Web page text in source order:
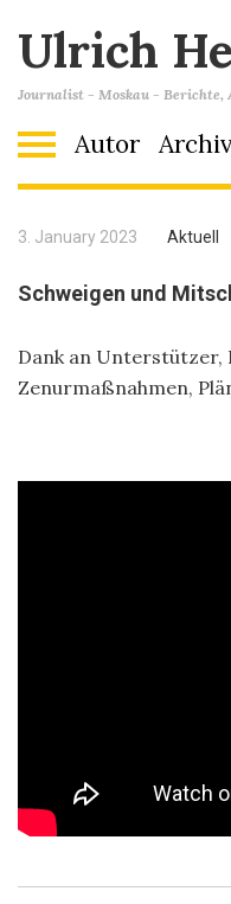
Ulrich
Journalist - Moskau - Berichte,
Autor
3. January 2023 Aktuell
Schweigen und
Dank an Unterstützer,
Zenurmaßnahmen,